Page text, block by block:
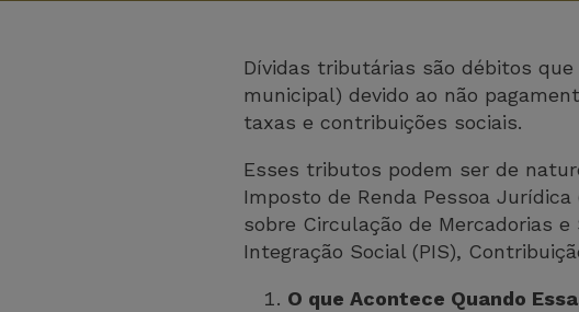
Dívidas tributárias são débitos
municipal) devido ao não
taxas e contribuições sociais.
Esses tributos podem ser de
Imposto de Renda Pessoa
sobre Circulação de Mercadorias
Integração Social (PIS),
O que Acontece Quando